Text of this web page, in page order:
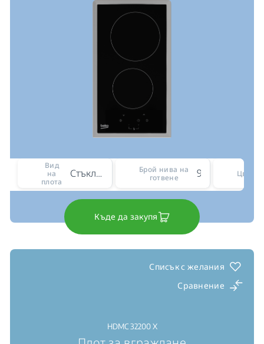
Вид
на
плота
Стъклокерамичен
Брой нива на
готвене
Цвят
Къде да закупя
Списък с желания
Сравнение
HDMC 32200 X